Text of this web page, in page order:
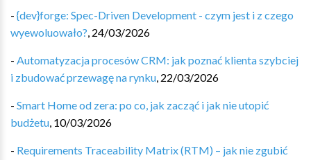
- {dev}forge: Spec-Driven Development - czym jest i z czego
wyewoluowało?, 24/03/2026
- Automatyzacja procesów CRM: jak poznać klienta szybciej
i zbudować przewagę na rynku, 22/03/2026
- Smart Home od zera: po co, jak zacząć i jak nie utopić
budżetu, 10/03/2026
- Requirements Traceability Matrix (RTM) – jak nie zgubić